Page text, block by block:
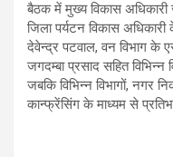
बैठक में मुख्य विकास अधिकारी
जिला पर्यटन विकास
देवेन्द्र पटवाल, वन विभाग के
जगदम्बा प्रसाद सहित
जबकि विभिन्न विभागों, नगर
कान्फ्रेंसिंग के माध्यम से